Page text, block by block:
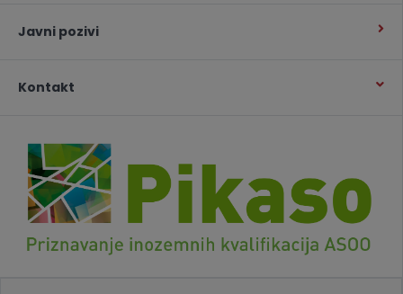
Javni pozivi
Kontakt